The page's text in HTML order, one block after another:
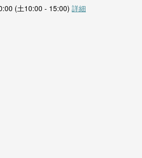
(土10:00 - 15:00) 詳細